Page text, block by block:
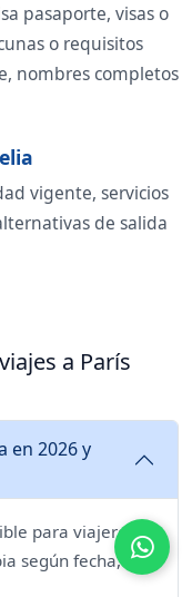
pasaporte, visas o
o requisitos
nombres completos
vigente, servicios
de salida
a París
en 2026 y
para viajeros
según fecha,